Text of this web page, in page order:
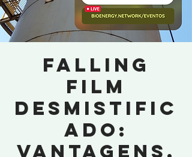
Falling
Film
Desmistific
ado:
Vantagens,